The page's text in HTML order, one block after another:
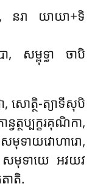
នរា យាយា+ទិ
, សម្ពុទ្ធា ចាបិ
, សោត្ថិ-ត្យាទីសុបិ
វត្ថប្បក្ខរគុណិកា,
សមុទាយវោហារោ,
សមុទាយេ អវយវ
ាតិ.